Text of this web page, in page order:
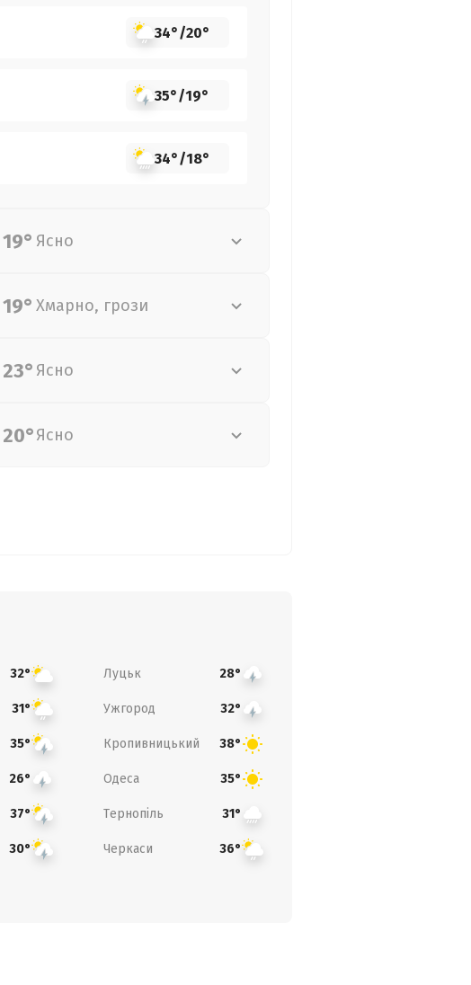
34°/20°
35°/19°
34°/18°
19° Ясно
19° Хмарно, грози
23° Ясно
20°Ясно
32° Луцьк 28°
31° Ужгород 32°
35° Кропивницький 38°
26° Одеса 35°
37° Тернопіль 31°
30° Черкаси 36°